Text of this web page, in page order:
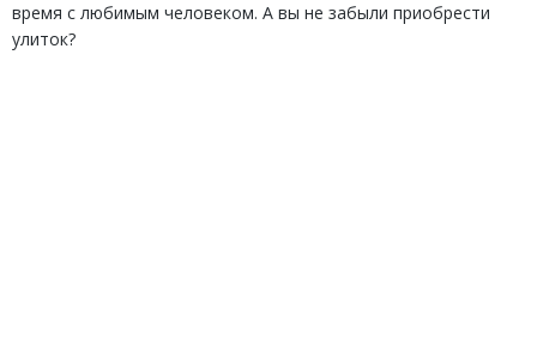
время с любимым человеком. А вы не забыли приобрести
улиток?